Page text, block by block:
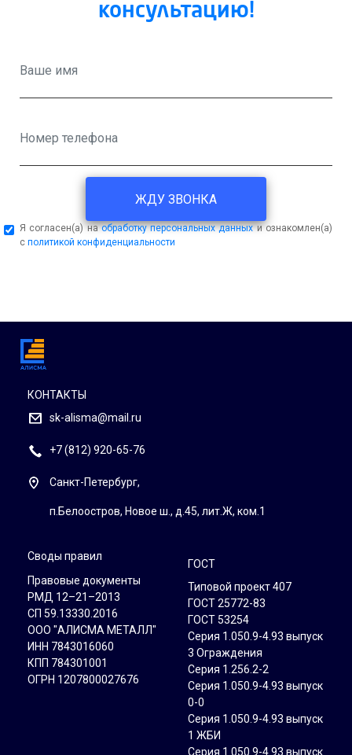
консультацию!
ЖДУ ЗВОНКА
Я согласен(а) наобработку персональных данныхи ознакомлен(а)
с политикой конфиденциальности
КОНТАКТЫ
sk-alisma@mail.ru
+7 (812) 920-65-76
Санкт-Петербург,
п.Белоостров, Новое ш., д.45, лит.Ж, ком.1
Своды правил
Правовые документы
РМД 12–21–2013
СП 59.13330.2016
ООО "АЛИСМА МЕТАЛЛ"
ИНН 7843016060
КПП 784301001
ОГРН 1207800027676
ГОСТ
Типовой проект 407
ГОСТ 25772-83
ГОСТ 53254
Серия 1.050.9-4.93 выпуск
3 Ограждения
Серия 1.256.2-2
Серия 1.050.9-4.93 выпуск
0-0
Серия 1.050.9-4.93 выпуск
1 ЖБИ
Серия 1.050.9-4.93 выпуск